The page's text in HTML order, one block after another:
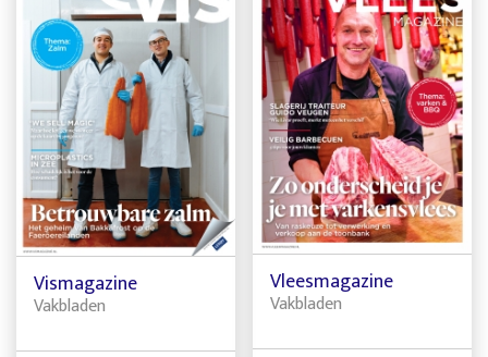
Vismagazine
Vakbladen
Vleesmagazine
Vakbladen